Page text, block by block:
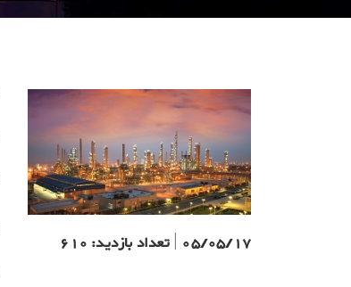
05/05/17
|تعداد بازدید: 610